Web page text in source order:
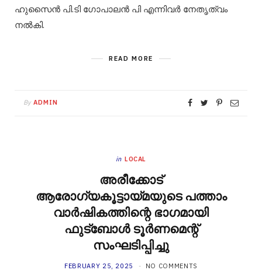
ഹുസൈൻ പി.ടി ഗോപാലൻ പി എന്നിവർ നേതൃത്വം
നൽകി.
READ MORE
By ADMIN
in LOCAL
അരീക്കോട്
ആരോഗ്യകൂട്ടായ്മയുടെ പത്താം
വാർഷികത്തിന്റെ ഭാഗമായി
ഫുട്ബോൾ ടൂർണമെന്റ്
സംഘടിപ്പിച്ചു
FEBRUARY 25, 2025 NO COMMENTS